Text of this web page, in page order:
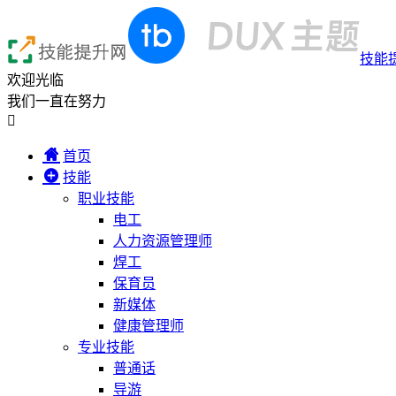
技能
欢迎光临
我们一直在努力

首页
技能
职业技能
电工
人力资源管理师
焊工
保育员
新媒体
健康管理师
专业技能
普通话
导游